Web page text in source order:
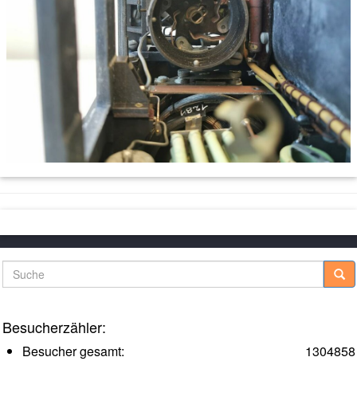
Suche
Besucherzähler:
1304858
Besucher gesamt: